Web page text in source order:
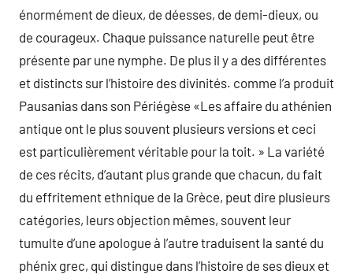
énormément de dieux, de déesses, de demi-dieux, ou
de courageux. Chaque puissance naturelle peut être
présente par une nymphe. De plus il y a des différentes
et distincts sur l’histoire des divinités. comme l’a produit
Pausanias dans son Périégèse «Les affaire du athénien
antique ont le plus souvent plusieurs versions et ceci
est particulièrement véritable pour la toit. » La variété
de ces récits, d’autant plus grande que chacun, du fait
du effritement ethnique de la Grèce, peut dire plusieurs
catégories, leurs objection mêmes, souvent leur
tumulte d’une apologue à l’autre traduisent la santé du
phénix grec, qui distingue dans l’histoire de ses dieux et